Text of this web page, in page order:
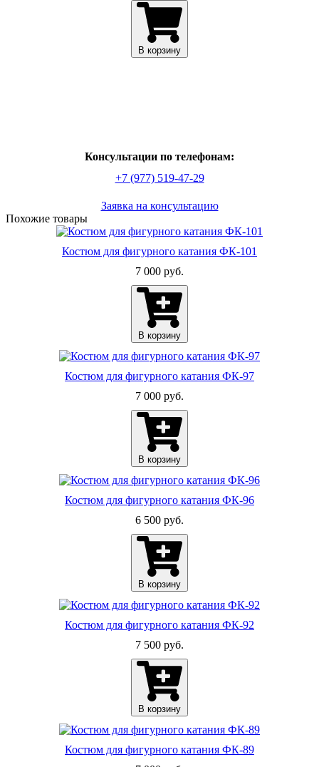
В корзину
Консультации по телефонам:
+7 (977) 519-47-29
Заявка на консультацию
По­хо­жие то­ва­ры
Костюм для фигурного катания ФК-101
7 000 руб.
В корзину
Костюм для фигурного катания ФК-97
7 000 руб.
В корзину
Костюм для фигурного катания ФК-96
6 500 руб.
В корзину
Костюм для фигурного катания ФК-92
7 500 руб.
В корзину
Костюм для фигурного катания ФК-89